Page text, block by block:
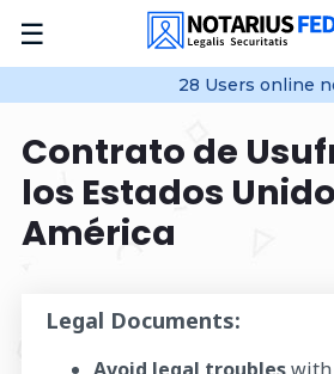
☰
28 Users online
Contrato de
los Estados
América
Legal Documents: